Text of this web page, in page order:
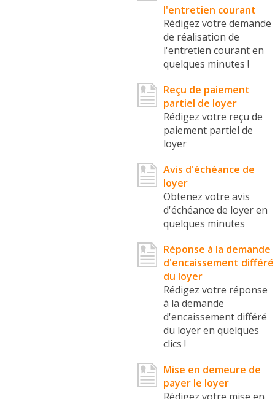
l'entretien courant
Rédigez votre demande
de réalisation de
l'entretien courant en
quelques minutes !
Reçu de paiement
partiel de loyer
Rédigez votre reçu de
paiement partiel de
loyer
Avis d'échéance de
loyer
Obtenez votre avis
d'échéance de loyer en
quelques minutes
Réponse à la demande
d'encaissement différé
du loyer
Rédigez votre réponse
à la demande
d'encaissement différé
du loyer en quelques
clics !
Mise en demeure de
payer le loyer